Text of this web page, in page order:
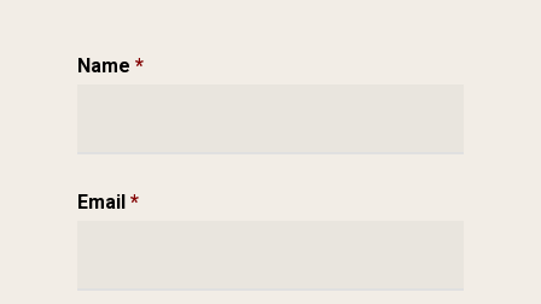
Name *
Email *